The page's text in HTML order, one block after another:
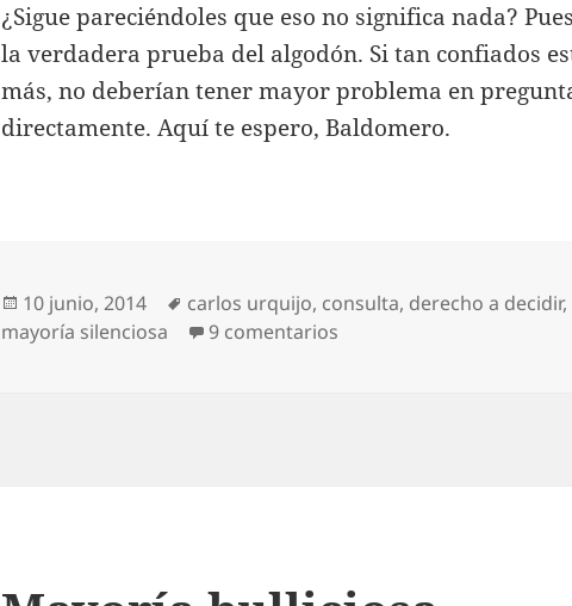
¿Sigue pareciéndoles que eso no significa nada?
la verdadera prueba del algodón. Si tan confiados
más, no deberían tener mayor problema en
directamente. Aquí te espero, Baldomero.
Publicado
el
10 junio, 2014 Etiquetas
carlos urquijo, consulta, derecho a decidir,
mayoría silenciosa
9 comentarios